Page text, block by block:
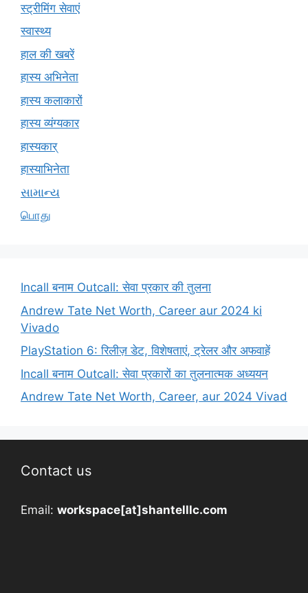
स्ट्रीमिंग सेवाएं
स्वास्थ्य
हाल की खबरें
हास्य अभिनेता
हास्य कलाकारों
हास्य व्यंग्यकार
हास्यकार्
हास्याभिनेता
સામાન્ય
பொது
Incall बनाम Outcall: सेवा प्रकार की तुलना
Andrew Tate Net Worth, Career aur 2024 ki
Vivado
PlayStation 6: रिलीज़ डेट, विशेषताएं, ट्रेलर और अफवाहें
Incall बनाम Outcall: सेवा प्रकारों का तुलनात्मक अध्ययन
Andrew Tate Net Worth, Career, aur 2024 Vivad
Contact us
Email: workspace[at]shantelllc.com